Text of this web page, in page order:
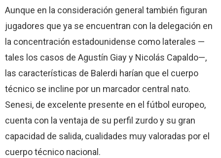
Aunque en la consideración general también figuran
jugadores que ya se encuentran con la delegación en
la concentración estadounidense como laterales —
tales los casos de Agustín Giay y Nicolás Capaldo—,
las características de Balerdi harían que el cuerpo
técnico se incline por un marcador central nato.
Senesi, de excelente presente en el fútbol europeo,
cuenta con la ventaja de su perfil zurdo y su gran
capacidad de salida, cualidades muy valoradas por el
cuerpo técnico nacional.